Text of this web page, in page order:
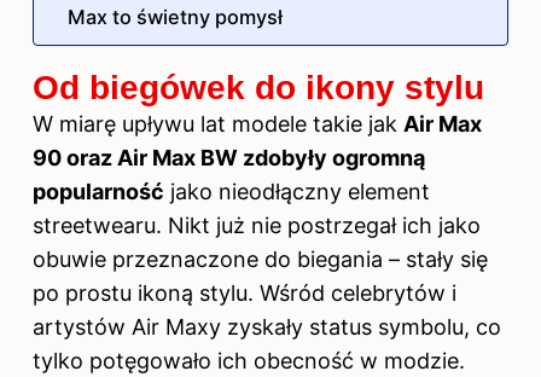
Max to świetny pomysł
Od biegówek do ikony stylu
W miarę upływu lat modele takie jak Air Max
90 oraz Air Max BW zdobyły ogromną
popularność jako nieodłączny element
streetwearu. Nikt już nie postrzegał ich jako
obuwie przeznaczone do biegania – stały się
po prostu ikoną stylu. Wśród celebrytów i
artystów Air Maxy zyskały status symbolu, co
tylko potęgowało ich obecność w modzie.